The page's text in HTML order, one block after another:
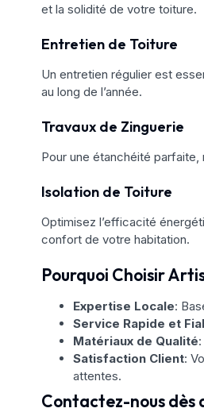
et la solidité de votre toiture.
Entretien de Toiture
Un entretien régulier est
au long de l’année.
Travaux de Zinguerie
Pour une étanchéité
Isolation de Toiture
Optimisez l’efficacité
confort de votre habitation.
Pourquoi Choisir
Expertise Locale:
Service Rapide et
Matériaux de Qualité
Satisfaction Client:
attentes.
Contactez-nous dès